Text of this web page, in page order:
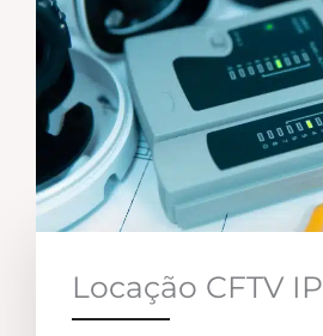
Locação CFTV IP